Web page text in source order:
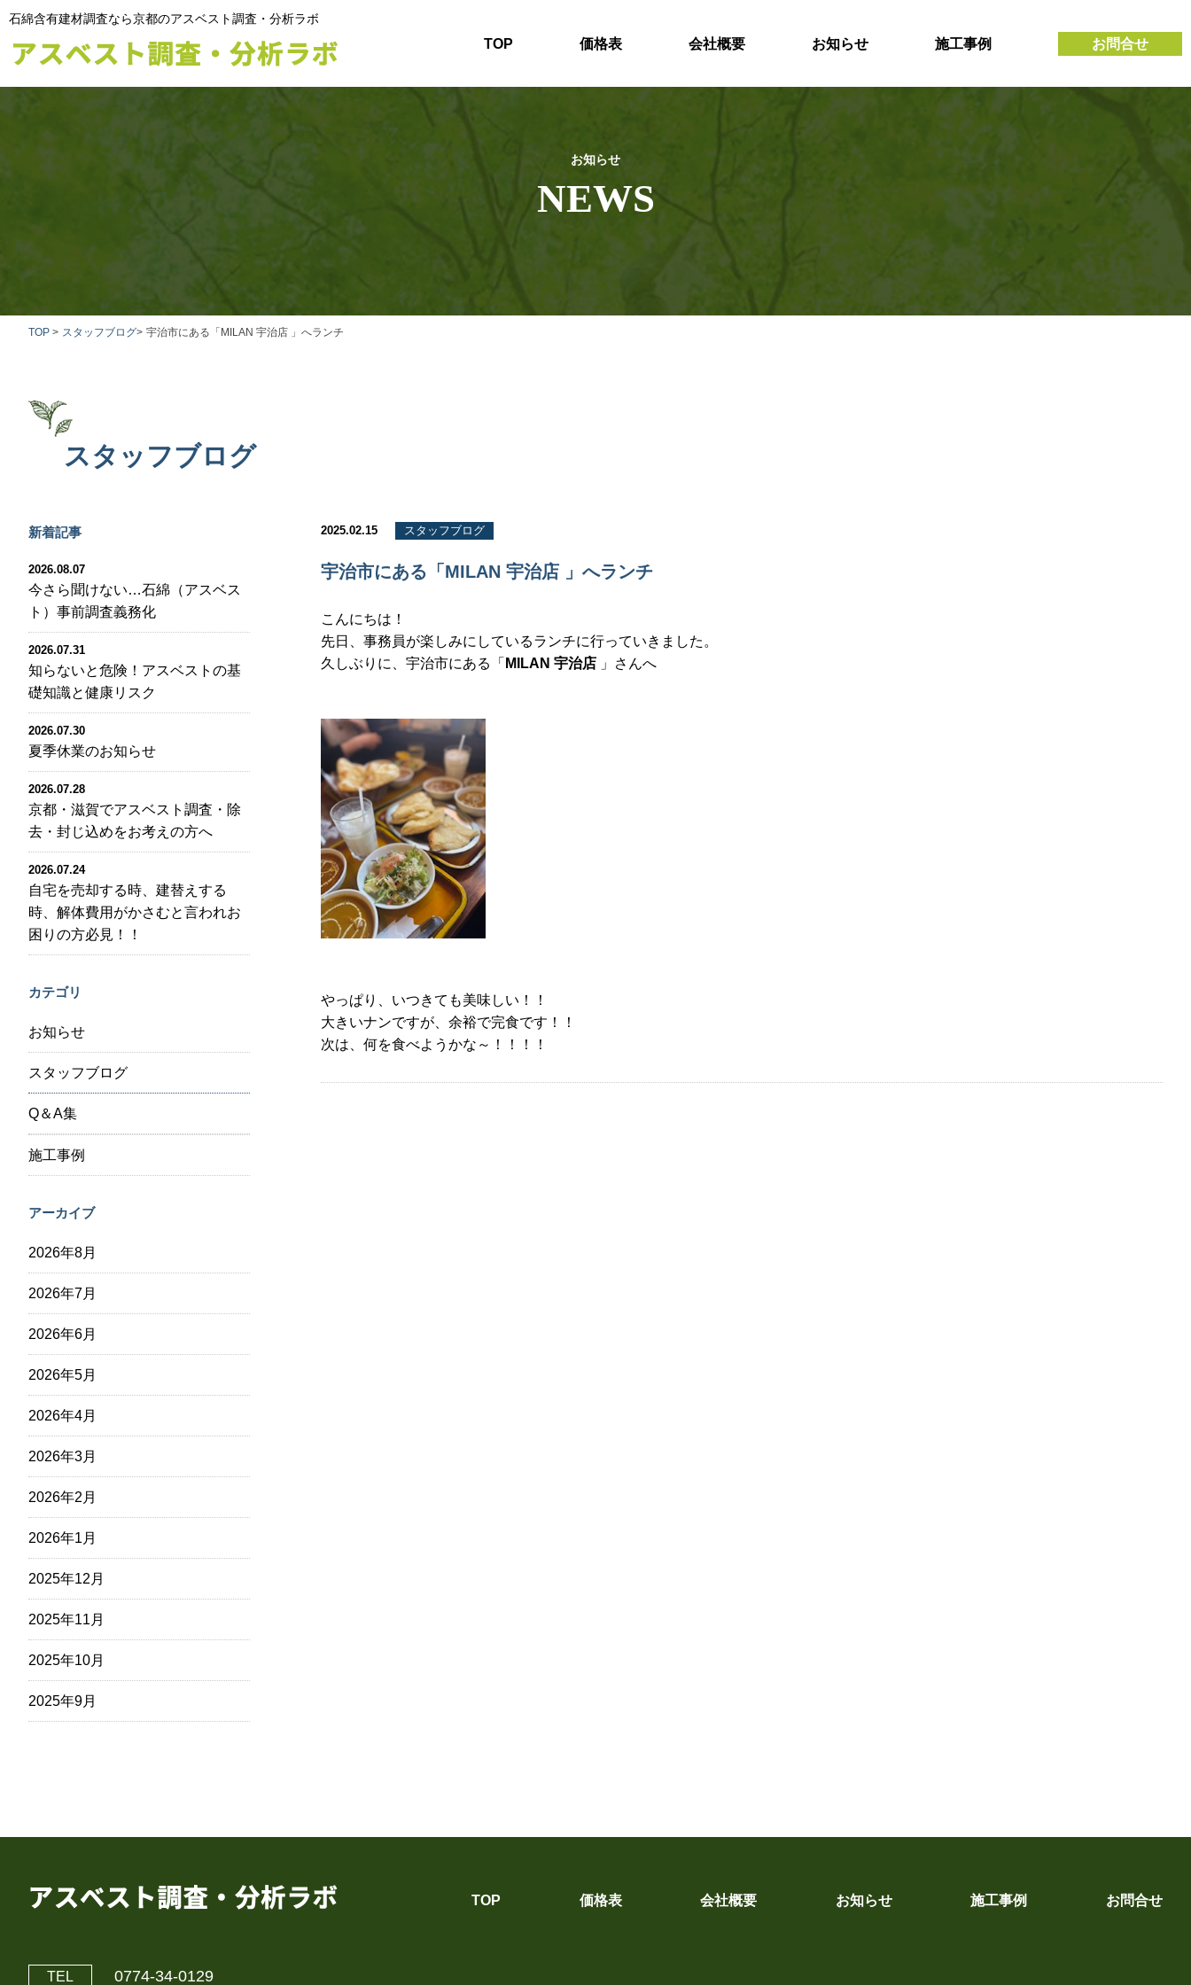
石綿含有建材調査なら京都のアスベスト調査・分析ラボ
TOP 価格表 会社概要 お知らせ 施工事例 お問合せ
お知らせ
NEWS
TOP > スタッフブログ> 宇治市にある「MILAN 宇治店 」へランチ
スタッフブログ
新着記事
2026.08.07
今さら聞けない…石綿（アスベス
ト）事前調査義務化
2026.07.31
知らないと危険！アスベストの基
礎知識と健康リスク
2026.07.30
夏季休業のお知らせ
2026.07.28
京都・滋賀でアスベスト調査・除
去・封じ込めをお考えの方へ
2026.07.24
自宅を売却する時、建替えする
時、解体費用がかさむと言われお
困りの方必見！！
カテゴリ
お知らせ
スタッフブログ
Q＆A集
施工事例
アーカイブ
2026年8月
2026年7月
2026年6月
2026年5月
2026年4月
2026年3月
2026年2月
2026年1月
2025年12月
2025年11月
2025年10月
2025年9月
2025.02.15 スタッフブログ
宇治市にある「MILAN 宇治店 」へランチ
こんにちは！
先日、事務員が楽しみにしているランチに行っていきました。
久しぶりに、宇治市にある「 MILAN 宇治店 」さんへ
やっぱり、いつきても美味しい！！
大きいナンですが、余裕で完食です！！
次は、何を食べようかな～！！！！
TOP 価格表 会社概要 お知らせ 施工事例 お問合せ
TEL 0774-34-0129